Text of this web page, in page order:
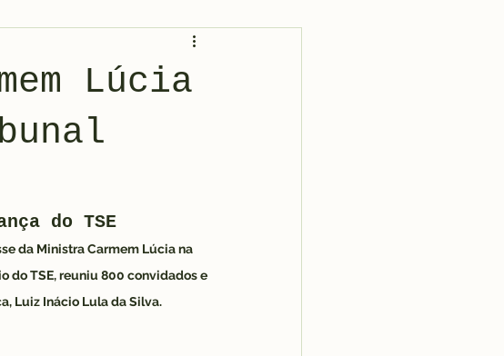
Lúcia
do TSE
da Ministra Carmem Lúcia na
do TSE, reuniu 800 convidados e
Luiz Inácio Lula da Silva.